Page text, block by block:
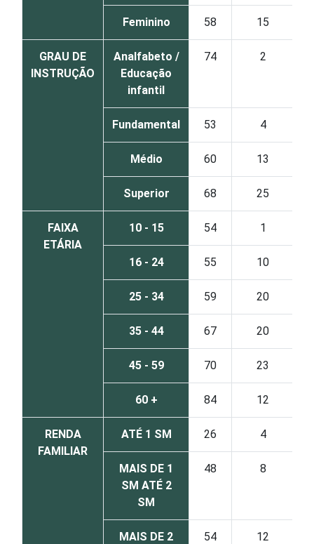
Feminino 58 15
GRAU DE
INSTRUÇÃO
Analfabeto /
Educação
infantil
74 2
Fundamental 53 4
Médio 60 13
Superior 68 25
FAIXA
ETÁRIA
10 - 15 54 1
16 - 24 55 10
25 - 34 59 20
35 - 44 67 20
45 - 59 70 23
60 + 84 12
RENDA
FAMILIAR
ATÉ 1 SM 26 4
MAIS DE 1
SM ATÉ 2
SM
48 8
MAIS DE 2
54 12